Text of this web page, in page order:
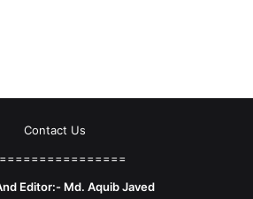
Contact Us
Editor:- Md. Aquib Javed